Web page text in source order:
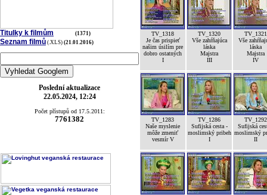
Titulky k filmům (1371)
Seznam filmů (.XLS) (21.01.2016)
Poslední aktualizace
22.05.2024, 12:24
Počet přístupů od 17.5.2011:
7761382
TV_1318
Je čas prispieť
našim úsilím pre
dobro ostatných
I
TV_1320
Vše zahŕňajúca
láska
Majstra
III
TV_1321
Vše
láska
Majstra
IV
TV_1283
Naše myslenie
môže zmeniť
vesmír V
TV_1286
Sufijská cesta -
moslimský pribeh
I
TV_1292
Sufijská
moslimský
II